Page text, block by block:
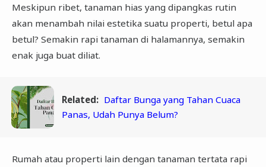
Meskipun ribet, tanaman hias yang dipangkas rutin
akan menambah nilai estetika suatu properti, betul apa
betul? Semakin rapi tanaman di halamannya, semakin
enak juga buat diliat.
Related: Daftar Bunga yang Tahan Cuaca
Panas, Udah Punya Belum?
Rumah atau properti lain dengan tanaman tertata rapi